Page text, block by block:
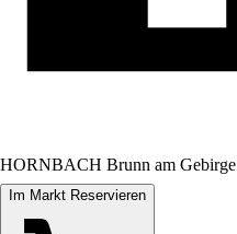
HORNBACH Brunn am Gebirge
Im Markt Reservieren